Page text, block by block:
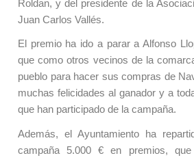
Roldan, y del presidente de la
Juan Carlos Vallés.
El premio ha ido a parar a Alfonso
que como otros vecinos de la
pueblo para hacer sus compras de
muchas felicidades al ganador y a
que han participado de la campaña.
Además, el Ayuntamiento ha
campaña 5.000 € en premios,